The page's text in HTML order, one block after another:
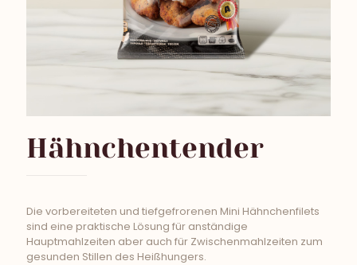
Hähnchentender
Die vorbereiteten und tiefgefrorenen Mini Hähnchenfilets
sind eine praktische Lösung für anständige
Hauptmahlzeiten aber auch für Zwischenmahlzeiten zum
gesunden Stillen des Heißhungers.